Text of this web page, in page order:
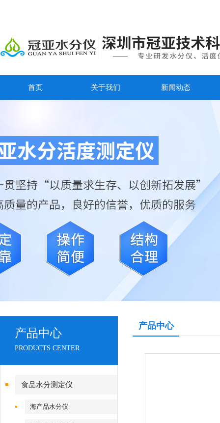
首页 关于我们 新闻动态
产品中心
PRODUCTS CENTER
食品水分测定仪
海产品水分仪
产品中心